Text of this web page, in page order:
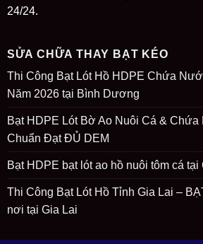
24/24.
SỬA CHỮA THAY BẠT KÉO
Thi Công Bạt Lót Hồ HDPE Chứa
Năm 2026 tại Bình Dương
Bạt HDPE Lót Bờ Ao Nuôi Cá &
Chuẩn Đạt ĐỦ DEM
Bạt HDPE bạt lót ao hồ nuôi tôm cá tại
Thi Công Bạt Lót Hồ Tỉnh Gia Lai –
nơi tại Gia Lai